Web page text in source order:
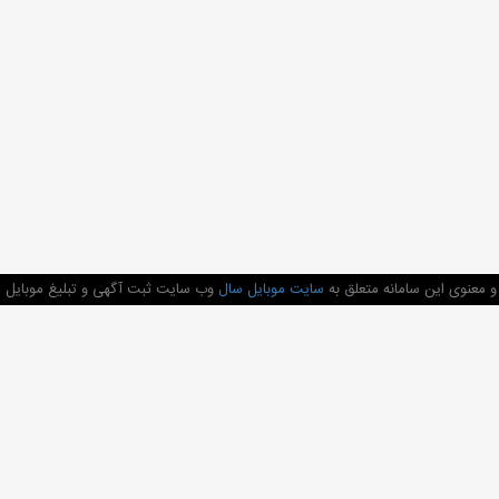
این سامانه متعلق به سایت موبایل سالوب سایت ثبت آگهی و تبلیغ موبایل